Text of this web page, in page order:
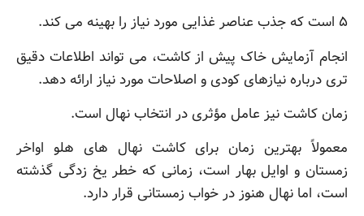
۵ است که جذب عناصر غذایی مورد نیاز را بهینه می کند.
انجام آزمایش خاک پیش از کاشت، می تواند اطلاعات دقیق
تری درباره نیازهای کودی و اصلاحات مورد نیاز ارائه دهد.
زمان کاشت نیز عامل مؤثری در انتخاب نهال است.
معمولاً بهترین زمان برای کاشت نهال های هلو اواخر
زمستان و اوایل بهار است، زمانی که خطر یخ زدگی گذشته
است، اما نهال هنوز در خواب زمستانی قرار دارد.